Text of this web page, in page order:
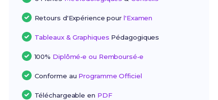
Retours d'Expérience pour l'Examen
Tableaux & Graphiques Pédagogiques
100% Diplômé•e ou Remboursé•e
Conforme au Programme Officiel
Téléchargeable en PDF